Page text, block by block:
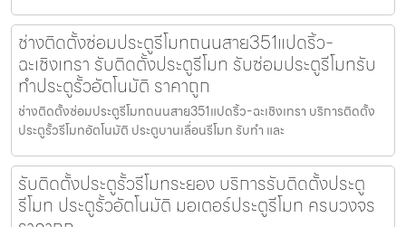
ช่างติดตั้งซ่อมประตูรีโมทถนนสาย351แปดริ้ว-
ฉะเชิงเทรา รับติดตั้งประตูรีโมท รับซ่อมประตูรีโมทรับ
ทำประตูรั้วอัตโนมัติ ราคาถูก
ช่างติดตั้งซ่อมประตูรีโมทถนนสาย351แปดริ้ว-ฉะเชิงเทรา บริการติดตั้ง
ประตูรั้วรีโมทอัตโนมัติ ประตูบานเลื่อนรีโมท รับทำ และ
รับติดตั้งประตูรั้วรีโมทระยอง บริการรับติดตั้งประตู
รีโมท ประตูรั้วอัตโนมัติ มอเตอร์ประตูรีโมท ครบวงจร